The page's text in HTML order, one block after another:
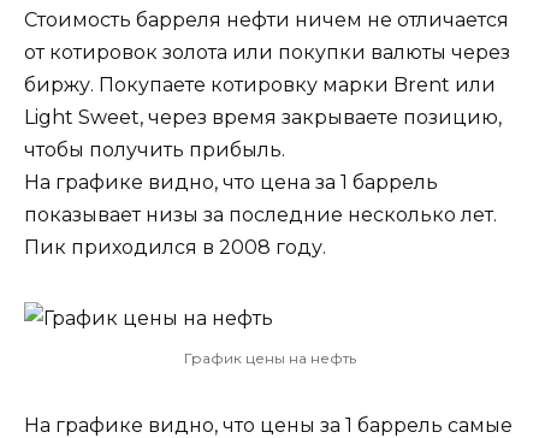
Стоимость барреля нефти ничем не отличается
от котировок золота или покупки валюты через
биржу. Покупаете котировку марки Brent или
Light Sweet, через время закрываете позицию,
чтобы получить прибыль.
На графике видно, что цена за 1 баррель
показывает низы за последние несколько лет.
Пик приходился в 2008 году.
График цены на нефть
На графике видно, что цены за 1 баррель самые